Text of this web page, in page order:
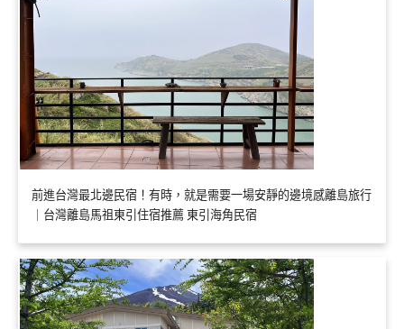
前進台灣最北邊民宿！有時，就是需要一場安靜的邊境感離島旅行
｜台灣離島馬祖東引住宿推薦 東引海角民宿